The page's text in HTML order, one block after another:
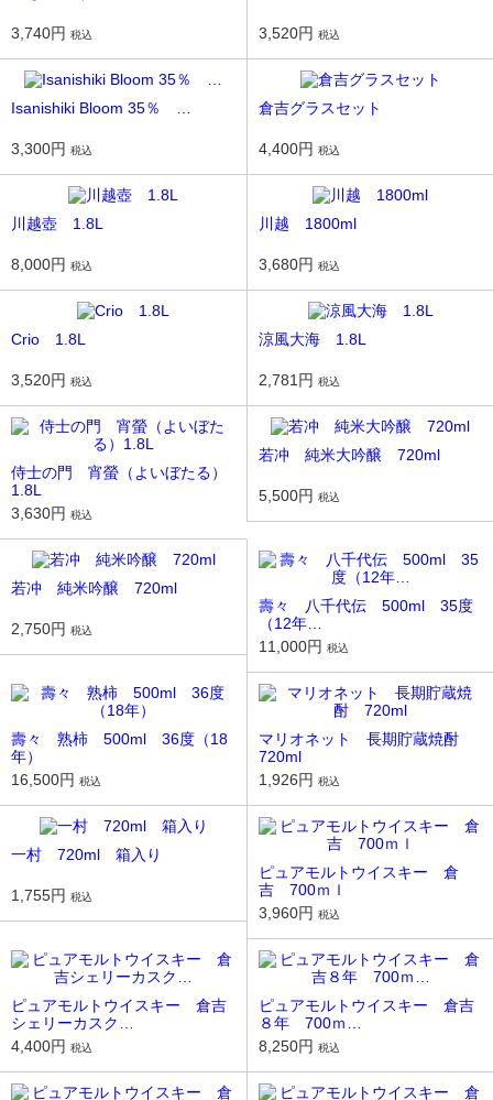
3,740円 税込 3,520円 税込
Isanishiki Bloom 35％ …
3,300円 税込
倉吉グラスセット
4,400円 税込
川越壺 1.8L
8,000円 税込
川越 1800ml
3,680円 税込
Crio 1.8L
3,520円 税込
涼風大海 1.8L
2,781円 税込
侍士の門 宵螢（よいぼたる）
1.8L
3,630円 税込
若冲 純米大吟醸 720ml
5,500円 税込
若冲 純米吟醸 720ml
2,750円 税込
壽々 八千代伝 500ml 35度
（12年…
11,000円 税込
壽々 熟柿 500ml 36度（18
年）
16,500円 税込
マリオネット 長期貯蔵焼酎
720ml
1,926円 税込
一村 720ml 箱入り
1,755円 税込
ピュアモルトウイスキー 倉
吉 700ｍｌ
3,960円 税込
ピュアモルトウイスキー 倉吉
シェリーカスク…
4,400円 税込
ピュアモルトウイスキー 倉吉
８年 700ｍ…
8,250円 税込